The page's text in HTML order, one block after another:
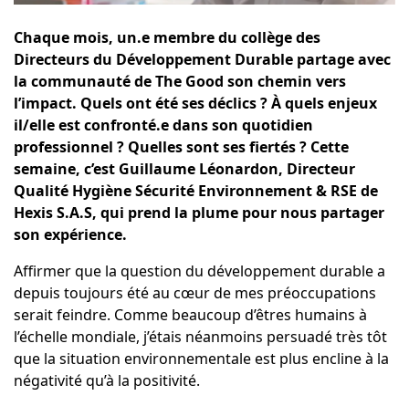
Chaque mois, un.e membre du collège des
Directeurs du Développement Durable partage avec
la communauté de The Good son chemin vers
l’impact. Quels ont été ses déclics ? À quels enjeux
il/elle est confronté.e dans son quotidien
professionnel ? Quelles sont ses fiertés ? Cette
semaine, c’est Guillaume Léonardon, Directeur
Qualité Hygiène Sécurité Environnement & RSE de
Hexis S.A.S, qui prend la plume pour nous partager
son expérience.
Affirmer que la question du développement durable a
depuis toujours été au cœur de mes préoccupations
serait feindre. Comme beaucoup d’êtres humains à
l’échelle mondiale, j’étais néanmoins persuadé très tôt
que la situation environnementale est plus encline à la
négativité qu’à la positivité.